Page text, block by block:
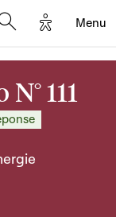
Options
Menu
111